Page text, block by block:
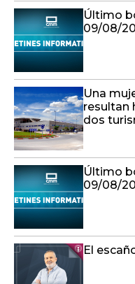
Último
09/08/
Una
resultan
dos
Último
09/08/
El